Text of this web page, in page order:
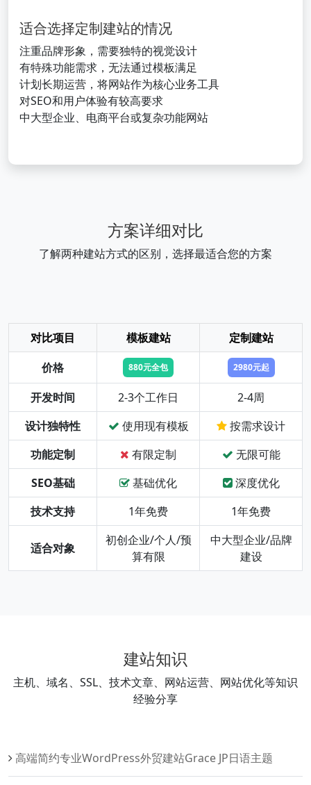
适合选择定制建站的情况
注重品牌形象，需要独特的视觉设计
有特殊功能需求，无法通过模板满足
计划长期运营，将网站作为核心业务工具
对SEO和用户体验有较高要求
中大型企业、电商平台或复杂功能网站
方案详细对比
了解两种建站方式的区别，选择最适合您的方案
对比项目 模板建站
定制建站
价格
880元全包 2980元起
开发时间 2-3个工作日
2-4周
设计独特性
使用现有模板
按需求设计
功能定制
有限定制
无限可能
SEO基础
基础优化
深度优化
技术支持
1年免费 1年免费
适合对象
初创企业/个人/预
算有限
中大型企业/品牌
建设
建站知识
主机、域名、SSL、技术文章、网站运营、网站优化等知识
经验分享
高端简约专业WordPress外贸建站Grace JP日语主题